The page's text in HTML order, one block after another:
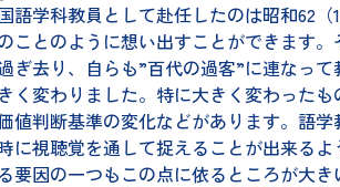
語学科教員として赴任したのは昭和62
ことのように想い出すことができます
ぎ去り、自らも”百代の過客”に連なっ
く変わりました。特に大きく変わった
値判断基準の変化などがあります。語
に視聴覚を通して捉えることが出来る
要因の一つもこの点に依るところが大き